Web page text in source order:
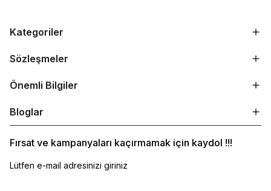
Kategoriler
Sözleşmeler
Önemli Bilgiler
Bloglar
Fırsat ve kampanyaları kaçırmamak için kaydol !!!
Lütfen e-mail adresinizi giriniz